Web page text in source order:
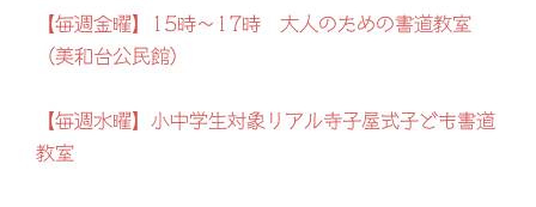
【毎週金曜】15時～17時 大人のための書道教室
（美和台公民館）
【毎週水曜】小中学生対象リアル寺子屋式子ども書道
教室